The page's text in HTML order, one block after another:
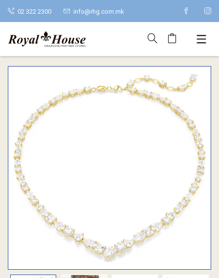
02 322 2300 info@rhg.com.mk